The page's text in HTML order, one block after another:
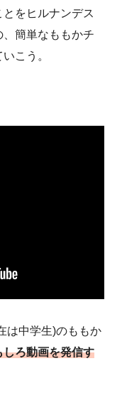
をヒルナンデス
簡単なももかチ
こう。
は中学生)のももか
ろ動画を発信す